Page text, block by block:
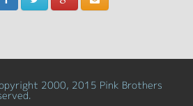
2000, 2015 Pink Brothers